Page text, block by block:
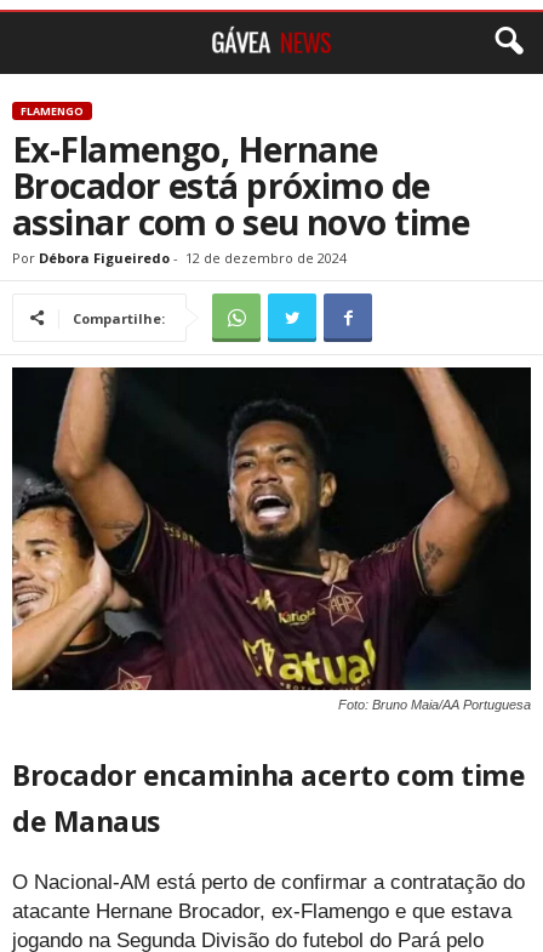
FLAMENGO
Ex-Flamengo, Hernane
Brocador está próximo de
assinar com o seu novo time
Por Débora Figueiredo - 12 de dezembro de 2024
Compartilhe:
Foto: Bruno Maia/AA Portuguesa
Brocador encaminha acerto com time
de Manaus
O Nacional-AM está perto de confirmar a contratação do
atacante Hernane Brocador, ex-Flamengo e que estava
jogando na Segunda Divisão do futebol do Pará pelo